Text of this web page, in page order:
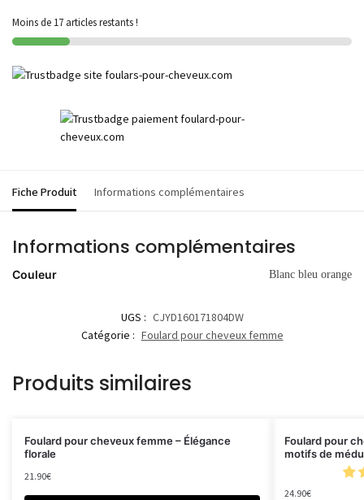
Moins de 17 articles restants !
Fiche Produit Informations complémentaires
Informations complémentaires
Couleur Blanc bleu orange
UGS : CJYD160171804DW
Catégorie : Foulard pour cheveux femme
Produits similaires
Foulard pour cheveux femme – Élégance
florale
21.90€
Foulard pour
motifs de
24.90€